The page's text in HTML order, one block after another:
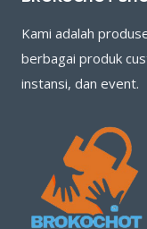
Kami adalah
berbagai produk
instansi, dan event.